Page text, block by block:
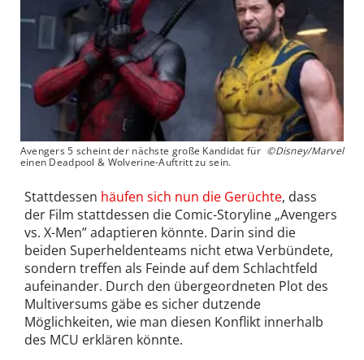
Avengers 5 scheint der nächste große Kandidat für
einen Deadpool & Wolverine-Auftritt zu sein.
©Disney/Marvel
Stattdessen häufen sich nun die Gerüchte, dass
der Film stattdessen die Comic-Storyline „Avengers
vs. X-Men” adaptieren könnte. Darin sind die
beiden Superheldenteams nicht etwa Verbündete,
sondern treffen als Feinde auf dem Schlachtfeld
aufeinander. Durch den übergeordneten Plot des
Multiversums gäbe es sicher dutzende
Möglichkeiten, wie man diesen Konflikt innerhalb
des MCU erklären könnte.